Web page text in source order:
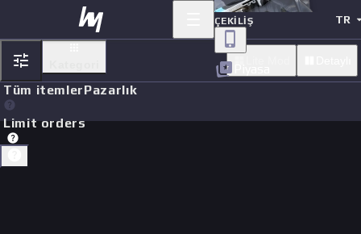
ÇEKILIŞ TR
Tüm itemlerPazarlık
Limit orders